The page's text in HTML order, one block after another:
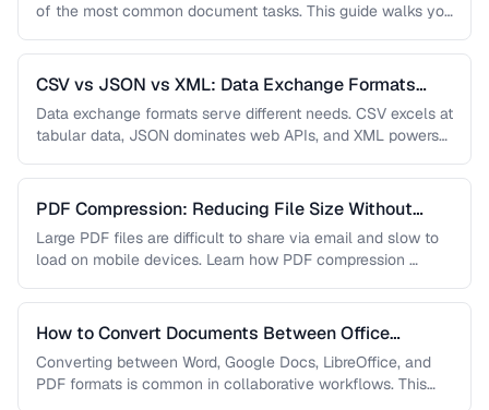
of the most common document tasks. This guide walks you
CSV vs JSON vs XML: Data Exchange Formats
Compared
Data exchange formats serve different needs. CSV excels at
tabular data, JSON dominates web APIs, and XML powers
PDF Compression: Reducing File Size Without
Sacrificing Quality
Large PDF files are difficult to share via email and slow to
load on mobile devices. Learn how PDF compression …
How to Convert Documents Between Office
Formats
Converting between Word, Google Docs, LibreOffice, and
PDF formats is common in collaborative workflows. This